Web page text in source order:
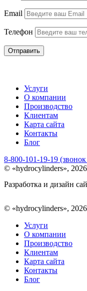
Email
Телефон
Отправить
Услуги
О компании
Производство
Клиентам
Карта сайта
Контакты
Блог
8-800-101-19-19
© «hydrocylinders», 2026
Разработка и дизайн
© «hydrocylinders», 2026
Услуги
О компании
Производство
Клиентам
Карта сайта
Контакты
Блог